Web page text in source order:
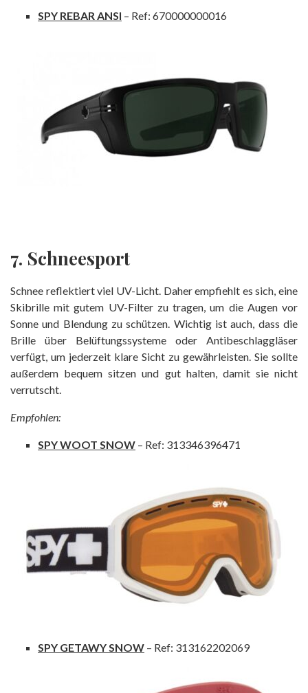
SPY REBAR ANSI – Ref: 670000000016
7. Schneesport
Schnee reflektiert viel UV-Licht. Daher empfiehlt es sich, eine
Skibrille mit gutem UV-Filter zu tragen, um die Augen vor
Sonne und Blendung zu schützen. Wichtig ist auch, dass die
Brille über Belüftungssysteme oder Antibeschlaggläser
verfügt, um jederzeit klare Sicht zu gewährleisten. Sie sollte
außerdem bequem sitzen und gut halten, damit sie nicht
verrutscht.
Empfohlen:
SPY WOOT SNOW – Ref: 313346396471
SPY GETAWY SNOW – Ref: 313162202069